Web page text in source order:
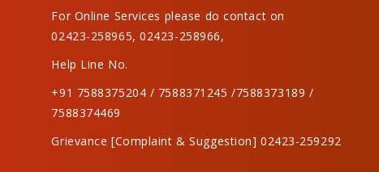
For Online Services please do contact on
02423-258965,02423-258966,
Help Line No.
+91 7588375204 / 7588371245 /7588373189 /
7588374469
Grievance [Complaint & Suggestion] 02423-259292